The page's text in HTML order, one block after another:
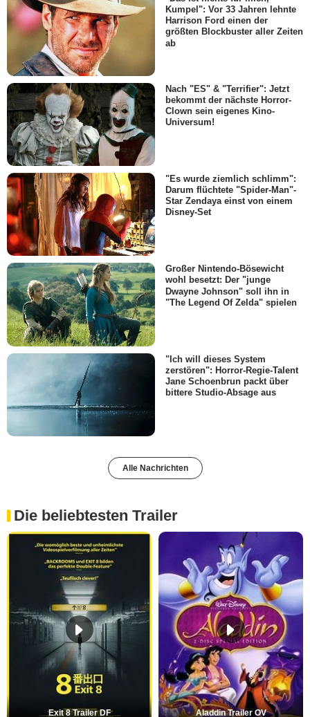
Kumpel": Vor 33 Jahren lehnte
Harrison Ford einen der
größten Blockbuster aller Zeiten
ab
Nach "ES" & "Terrifier": Jetzt
bekommt der nächste Horror-
Clown sein eigenes Kino-
Universum!
"Es wurde ziemlich schlimm":
Darum flüchtete "Spider-Man"-
Star Zendaya einst von einem
Disney-Set
Großer Nintendo-Bösewicht
wohl besetzt: Der "junge
Dwayne Johnson" soll ihn in
"The Legend Of Zelda" spielen
"Ich will dieses System
zerstören": Horror-Regie-Talent
Jane Schoenbrun packt über
bittere Studio-Absage aus
Alle Nachrichten
Die beliebtesten Trailer
Exit 8 Trailer DF Aladdin Trailer OV